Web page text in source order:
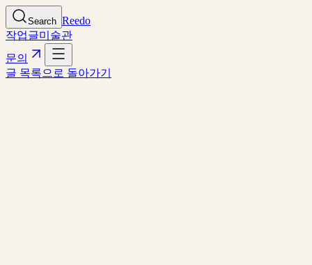
Search Reedo
작업글미술관
문의
글 목록으로 돌아가기